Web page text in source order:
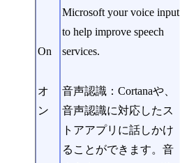
On
オ
ン
Microsoft your voice input
to help improve speech
services.
音声認識：Cortanaや、
音声認識に対応したス
トアアプリに話しかけ
ることができます。音